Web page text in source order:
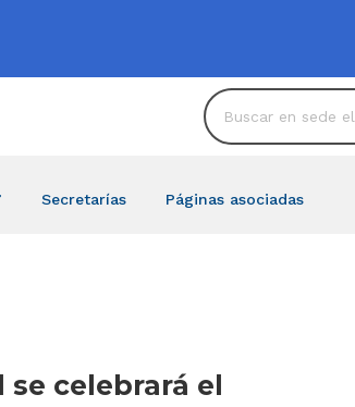
Secretarías Páginas asociadas
celebrará el